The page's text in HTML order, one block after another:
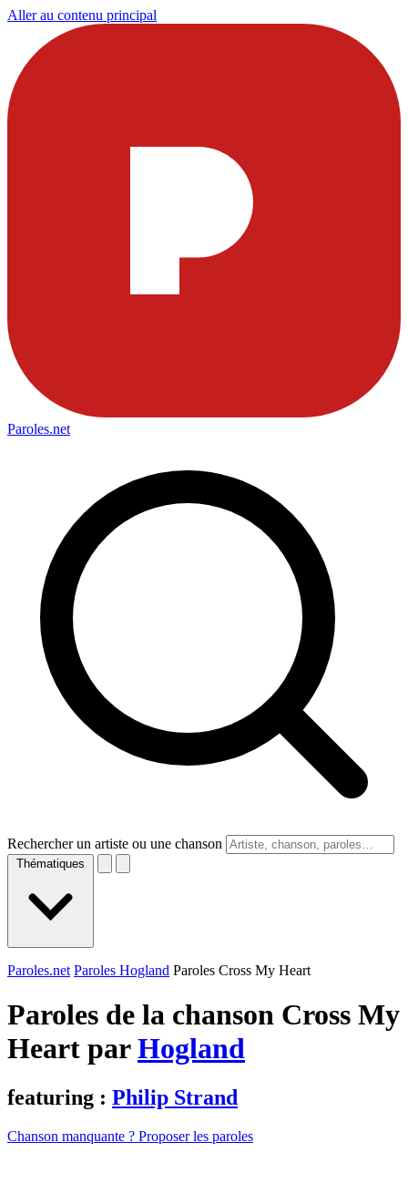
Aller au contenu principal
Paroles.net
Rechercher un artiste ou une chanson
Thématiques
Paroles.net Paroles Hogland Paroles Cross My Heart
Paroles de la chanson Cross My
Heart parHogland
featuring : Philip Strand
Chanson manquante ? Proposer les paroles